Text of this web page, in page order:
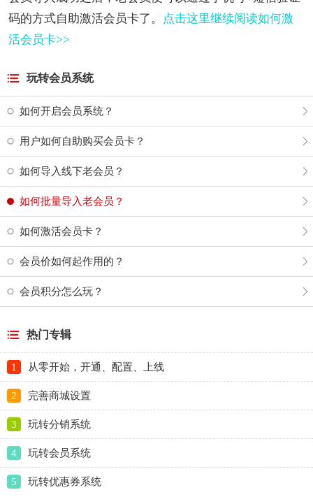
码的方式自助激活会员卡了。
点击这里继续阅读如何激
活会员卡>>
玩转会员系统
如何开启会员系统？
用户如何自助购买会员卡？
如何导入线下老会员？
如何批量导入老会员？
如何激活会员卡？
会员价如何起作用的？
会员积分怎么玩？
热门专辑
1 从零开始，开通、配置、上线
2 完善商城设置
3 玩转分销系统
4 玩转会员系统
5 玩转优惠券系统